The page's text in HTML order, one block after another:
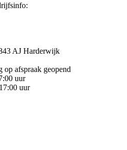
AJ Harderwijk
op afspraak geopend
uur
uur